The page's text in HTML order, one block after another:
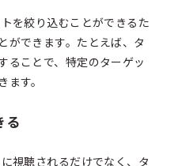
を絞り込むことができるた
ができます。たとえば、タ
ることで、特定のターゲッ
ます。
る
視聴されるだけでなく、タ